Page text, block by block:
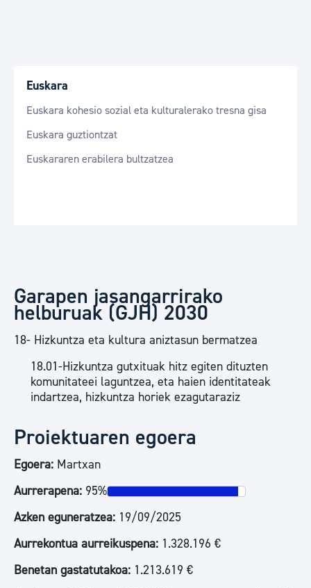
Euskara
Euskara kohesio sozial eta kulturalerako tresna gisa
Euskara guztiontzat
Euskararen erabilera bultzatzea
Garapen jasangarrirako
helburuak (GJH) 2030
18- Hizkuntza eta kultura aniztasun bermatzea
18.01-Hizkuntza gutxituak hitz egiten dituzten
komunitateei laguntzea, eta haien identitateak
indartzea, hizkuntza horiek ezagutaraziz
Proiektuaren egoera
Egoera: Martxan
Aurrerapena: 95%
Azken eguneratzea: 19/09/2025
Aurrekontua aurreikuspena: 1.328.196 €
Benetan gastatutakoa: 1.213.619 €